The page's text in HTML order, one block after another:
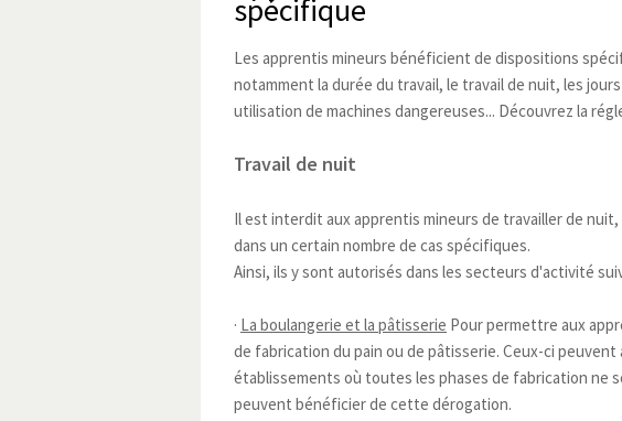
spécifique
Les apprentis mineurs bénéficient de dispositions
notamment la durée du travail, le travail de nuit, les
utilisation de machines dangereuses... Découvrez la
Travail de nuit
Il est interdit aux apprentis mineurs de travailler de
dans un certain nombre de cas spécifiques.
Ainsi, ils y sont autorisés dans les secteurs d'activité
· La boulangerie et la pâtisserie Pour permettre aux
de fabrication du pain ou de pâtisserie. Ceux-ci peuvent
établissements où toutes les phases de fabrication ne
peuvent bénéficier de cette dérogation.